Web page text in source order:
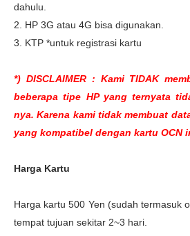
dahulu.
2. HP 3G atau 4G bisa digunakan.
3. KTP *untuk registrasi kartu
*) DISCLAIMER : Kami TIDAK
beberapa tipe HP yang ternyata
nya. Karena kami tidak membuat
yang kompatibel dengan kartu OCN
Harga Kartu
Harga kartu 500 Yen (sudah termasuk
tempat tujuan sekitar 2~3 hari.